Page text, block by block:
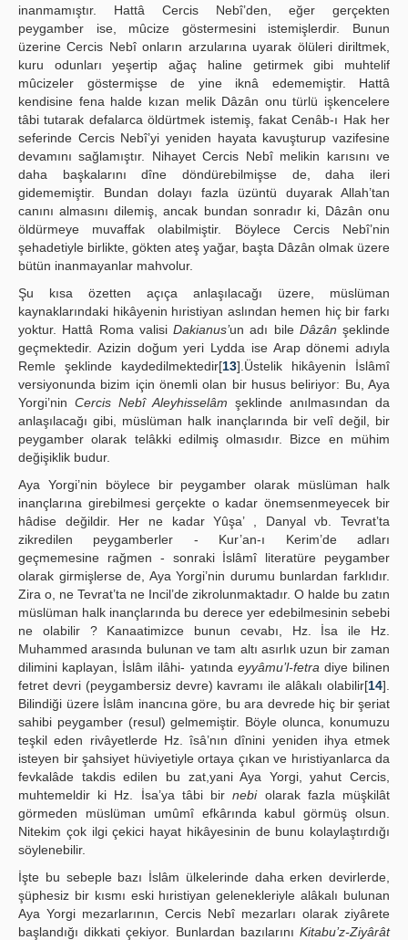
inanmamıştır. Hattâ Cercis Nebî’den, eğer gerçekten
peygamber ise, mûcize göstermesini istemişlerdir. Bunun
üzerine Cercis Nebî onların arzularına uyarak ölüleri diriltmek,
kuru odunları yeşertip ağaç haline getirmek gibi muhtelif
mûcizeler göstermişse de yine iknâ edememiştir. Hattâ
kendisine fena halde kızan melik Dâzân onu türlü işkencelere
tâbi tutarak defalarca öldürtmek istemiş, fakat Cenâb-ı Hak her
seferinde Cercis Nebî’yi yeniden hayata kavuşturup vazifesine
devamını sağlamıştır. Nihayet Cercis Nebî melikin karısını ve
daha başkalarını dîne döndürebilmişse de, daha ileri
gidememiştir. Bundan dolayı fazla üzüntü duyarak Allah’tan
canını almasını dilemiş, ancak bundan sonradır ki, Dâzân onu
öldürmeye muvaffak olabilmiştir. Böylece Cercis Nebî’nin
şehadetiyle birlikte, gökten ateş yağar, başta Dâzân olmak üzere
bütün inanmayanlar mahvolur.
Şu kısa özetten açıça anlaşılacağı üzere, müslüman
kaynaklarındaki hikâyenin hıristiyan aslından hemen hiç bir farkı
yoktur. Hattâ Roma valisi Dakianus’un adı bile Dâzân şeklinde
geçmektedir. Azizin doğum yeri Lydda ise Arap dönemi adıyla
Remle şeklinde kaydedilmektedir[13].Üstelik hikâyenin İslâmî
versiyonunda bizim için önemli olan bir husus beliriyor: Bu, Aya
Yorgi’nin Cercis Nebî Aleyhisselâm şeklinde anılmasından da
anlaşılacağı gibi, müslüman halk inançlarında bir velî değil, bir
peygamber olarak telâkki edilmiş olmasıdır. Bizce en mühim
değişiklik budur.
Aya Yorgi’nin böylece bir peygamber olarak müslüman halk
inançlarına girebilmesi gerçekte o kadar önemsenmeyecek bir
hâdise değildir. Her ne kadar Yûşa’ , Danyal vb. Tevrat’ta
zikredilen peygamberler - Kur’an-ı Kerim’de adları
geçmemesine rağmen - sonraki İslâmî literatüre peygamber
olarak girmişlerse de, Aya Yorgi’nin durumu bunlardan farklıdır.
Zira o, ne Tevrat’ta ne Incil’de zikrolunmaktadır. O halde bu zatın
müslüman halk inançlarında bu derece yer edebilmesinin sebebi
ne olabilir ? Kanaatimizce bunun cevabı, Hz. İsa ile Hz.
Muhammed arasında bulunan ve tam altı asırlık uzun bir zaman
dilimini kaplayan, İslâm ilâhi- yatında eyyâmu’l-fetra diye bilinen
fetret devri (peygambersiz devre) kavramı ile alâkalı olabilir[14].
Bilindiği üzere İslâm inancına göre, bu ara devrede hiç bir şeriat
sahibi peygamber (resul) gelmemiştir. Böyle olunca, konumuzu
teşkil eden rivâyetlerde Hz. îsâ’nın dînini yeniden ihya etmek
isteyen bir şahsiyet hüviyetiyle ortaya çıkan ve hıristiyanlarca da
fevkalâde takdis edilen bu zat,yani Aya Yorgi, yahut Cercis,
muhtemeldir ki Hz. İsa’ya tâbi birnebiolarak fazla müşkilât
görmeden müslüman umûmî efkârında kabul görmüş olsun.
Nitekim çok ilgi çekici hayat hikâyesinin de bunu kolaylaştırdığı
söylenebilir.
İşte bu sebeple bazı İslâm ülkelerinde daha erken devirlerde,
şüphesiz bir kısmı eski hıristiyan gelenekleriyle alâkalı bulunan
Aya Yorgi mezarlarının, Cercis Nebî mezarları olarak ziyârete
başlandığı dikkati çekiyor. Bunlardan bazılarını Kitabu’z-Ziyârât